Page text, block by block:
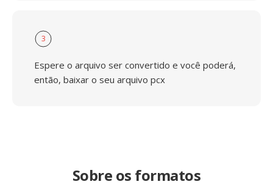
3
Espere o arquivo ser convertido e você poderá,
então, baixar o seu arquivo pcx
Sobre os formatos